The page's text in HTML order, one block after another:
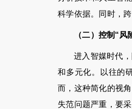
科学依据。同时，
（二）控制“
进入智媒时代
和多元化。以往的
而，这种简化的视
失范问题严重，要